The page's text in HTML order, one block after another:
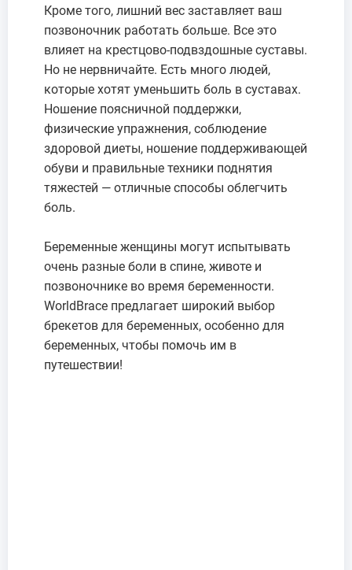
Кроме того, лишний вес заставляет ваш
позвоночник работать больше. Все это
влияет на крестцово-подвздошные суставы.
Но не нервничайте. Есть много людей,
которые хотят уменьшить боль в суставах.
Ношение поясничной поддержки,
физические упражнения, соблюдение
здоровой диеты, ношение поддерживающей
обуви и правильные техники поднятия
тяжестей — отличные способы облегчить
боль.
Беременные женщины могут испытывать
очень разные боли в спине, животе и
позвоночнике во время беременности.
WorldBrace предлагает широкий выбор
брекетов для беременных, особенно для
беременных, чтобы помочь им в
путешествии!